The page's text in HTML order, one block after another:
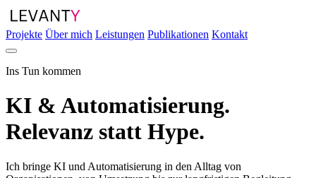
Projekte Über mich Leistungen Publikationen Kontakt
Ins Tun kommen
KI & Automatisierung.
Relevanz statt Hype.
Ich bringe KI und Automatisierung in den Alltag von